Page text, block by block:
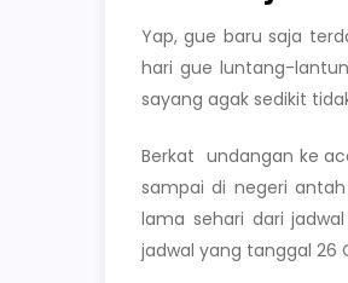
Yap, gue baru saja
hari gue luntang-
sayang agak sedikit
Berkat undangan ke
sampai di negeri
lama sehari dari
jadwal yang tanggal 26